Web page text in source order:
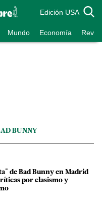
Edición USA
Mundo Economía
BUNNY
de Bad Bunny en Madrid
por clasismo y